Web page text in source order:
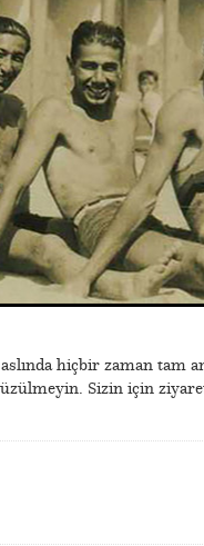
hiçbir zaman tam
Sizin için